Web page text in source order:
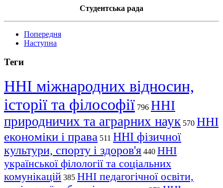
Студентська рада
Попередня
Наступна
Теги
ННІ міжнародних відносин,
історії та філософії 796 ННІ
природничих та аграрних наук 570 ННІ
економіки і права 511 ННІ фізичної
культури, спорту і здоров'я 440 ННІ
української філології та соціальних
комунікацій 385 ННІ педагогічної освіти,